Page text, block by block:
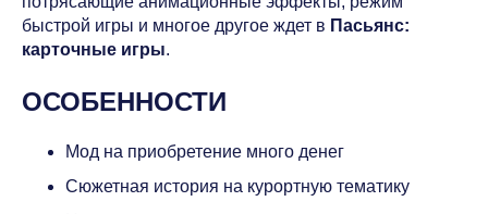
быстрой игры и многое другое ждет в Пасьянс:
карточные игры.
ОСОБЕННОСТИ
Мод на приобретение много денег
Сюжетная история на курортную тематику